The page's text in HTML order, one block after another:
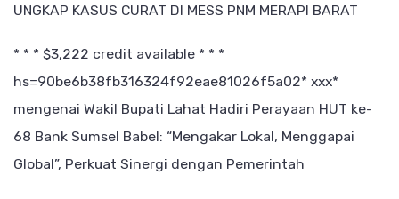
UNGKAP KASUS CURAT DI MESS PNM MERAPI BARAT
* * * $3,222 credit available * * *
hs=90be6b38fb316324f92eae81026f5a02* ххх*
mengenai Wakil Bupati Lahat Hadiri Perayaan HUT ke-
68 Bank Sumsel Babel: “Mengakar Lokal, Menggapai
Global”, Perkuat Sinergi dengan Pemerintah